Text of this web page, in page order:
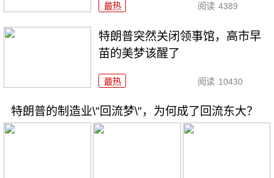
最热 阅读 4389
特朗普突然关闭领事馆，高市早
苗的美梦该醒了
最热 阅读 10430
特朗普的制造业\"回流梦\"，为何成了回流东大？